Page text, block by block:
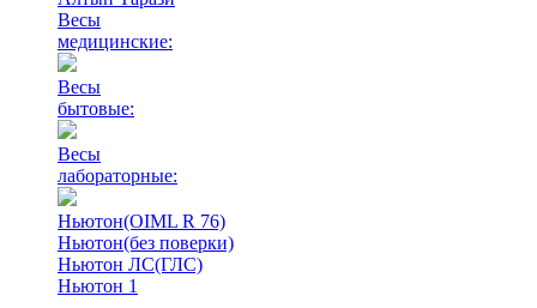
Весы
медицинские:
Весы
бытовые:
Весы
лабораторные:
Ньютон(OIML R 76)
Ньютон(без поверки)
Ньютон ЛС(ГЛС)
Ньютон 1